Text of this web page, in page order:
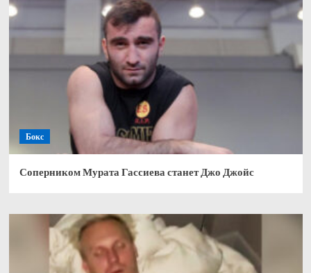
Бокс
Соперником Мурата Гассиева станет Джо Джойс